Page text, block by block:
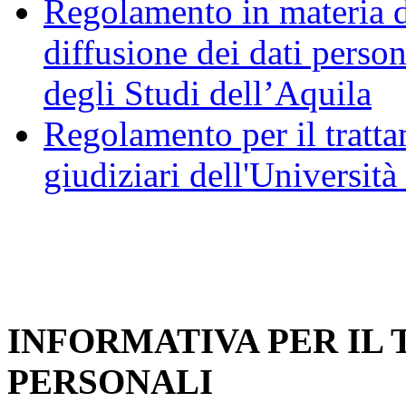
Regolamento in materia
diffusione dei dati
degli Studi dell’Aquila
Regolamento per il
giudiziari
INFORMATIVA PER IL
PERSONALI